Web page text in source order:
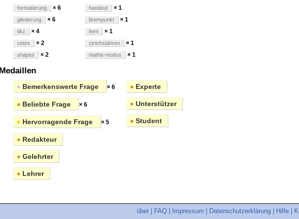
formatierung × 6
gliederung × 6
tikz × 4
xetex × 2
shapes × 2
handout × 1
listenpunkt × 1
item × 1
strichstärken × 1
mathe-modus × 1
Medaillen
● Bemerkenswerte Frage × 6
● Beliebte Frage × 6
● Hervorragende Frage × 5
● Redakteur
● Gelehrter
● Lehrer
● Experte
● Unterstützer
● Student
über FAQ Impressum Datenschutzerklärung Hilfe